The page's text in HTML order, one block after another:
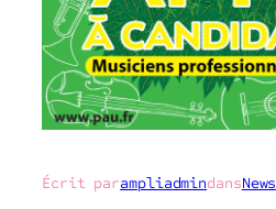
Écrit parampliadmindansNews